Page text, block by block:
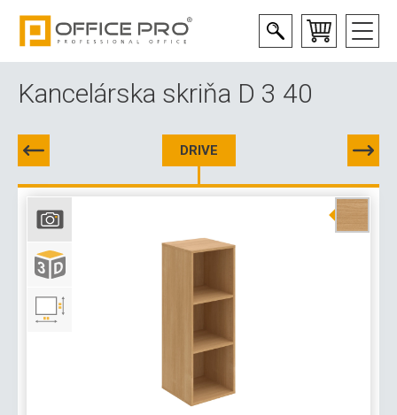
Kancelárska skriňa D 3 40
DRIVE